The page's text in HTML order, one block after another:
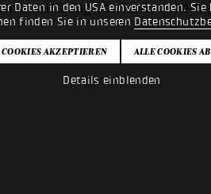
Daten in den USA einverstanden.
finden Sie in unseren
Details einblenden
von Sonor, Meinl,